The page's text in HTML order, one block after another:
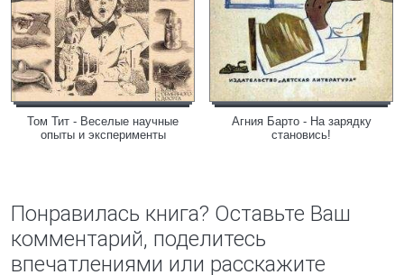
Том Тит - Веселые научные
опыты и эксперименты
Агния Барто - На зарядку
становись!
Понравилась книга? Оставьте Ваш
комментарий, поделитесь
впечатлениями или расскажите